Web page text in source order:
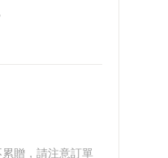
贈，請注意訂單